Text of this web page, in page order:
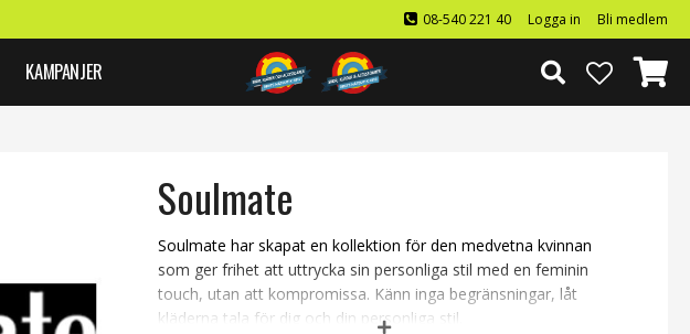
08-540 221 40 Logga in Bli medlem
KAMPANJER
Soulmate
Soulmate har skapat en kollektion för den medvetna kvinnan
som ger frihet att uttrycka sin personliga stil med en feminin
touch, utan att kompromissa. Känn inga begränsningar, låt
kläderna tala för dig och din personliga stil.